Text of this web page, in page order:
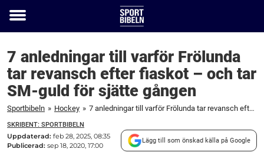
Toggle
7 anledningar till varför Frölunda
tar revansch efter fiaskot – och tar
SM-guld för sjätte gången
Sportbibeln » Hockey » 7 anledningar till varför Frölunda tar revansch efter fiaskot – och tar SM-guld för sjätte gången
SKRIBENT: SPORTBIBELN
Uppdaterad: feb 28, 2025, 08:35
Publicerad: sep 18, 2020, 17:00
Lägg till som önskad källa på Google